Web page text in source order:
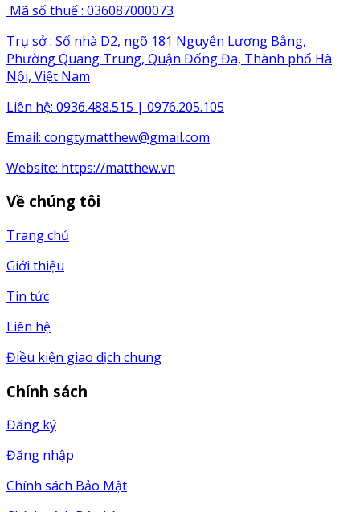
Mã số thuế : 036087000073
Trụ sở : Số nhà D2, ngõ 181 Nguyễn Lương Bằng,
Phường Quang Trung, Quận Đống Đa, Thành phố Hà
Nội, Việt Nam
Liên hệ: 0936.488.515 | 0976.205.105
Email: congtymatthew@gmail.com
Website: https://matthew.vn
Về chúng tôi
Trang chủ
Giới thiệu
Tin tức
Liên hệ
Điều kiện giao dịch chung
Chính sách
Đăng ký
Đăng nhập
Chính sách Bảo Mật